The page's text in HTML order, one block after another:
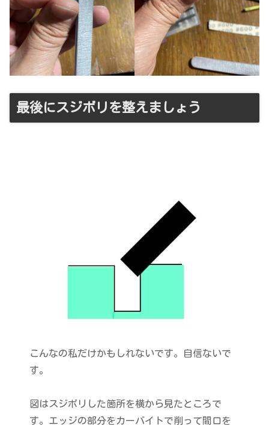
最後にスジボリを整えましょう
こんなの私だけかもしれないです。自信ないで
す。
図はスジボリした箇所を横から見たところで
す。エッジの部分をカーバイトで削って間口を